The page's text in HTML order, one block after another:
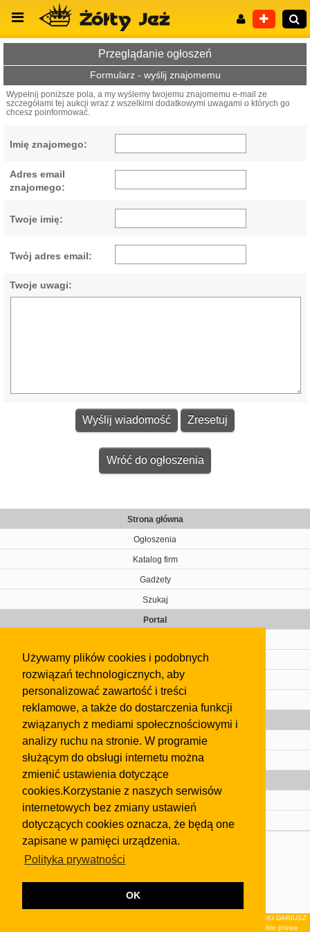
Używamy plików cookies i podobnych
rozwiązań technologicznych, aby
personalizować zawartość i treści
reklamowe, a także do dostarczenia funkcji
związanych z mediami społecznościowymi i
analizy ruchu na stronie. W programie
służącym do obsługi internetu można
zmienić ustawienia dotyczące
cookies.Korzystanie z naszych serwisów
internetowych bez zmiany ustawień
dotyczących cookies oznacza, że będą one
zapisane w pamięci urządzenia.
Polityka prywatności
OK
Wyszukiwanie zaawansowane
Przeglądanie ogłoszeń
Formularz - wyślij znajomemu
Wypełnij poniższe pola, a my wyślemy twojemu znajomemu e-mail ze
szczegółami tej aukcji wraz z wszelkimi dodatkowymi uwagami o których go
chcesz poinformować.
Imię znajomego:
Adres email
znajomego:
Twoje imię:
Twój adres email:
Twoje uwagi:
Wróć do ogłoszenia
Strona główna
Ogłoszenia
Katalog firm
Gadżety
Szukaj
Portal
Kontakt
Regulamin
Gazeta
Olkusz
Kontakt
Strefa dla biznesu
Biura nieruchomości
Dealerzy i autokomisy
Skontaktuj się z nami
regulaminuiPolityki Prywatności.
Klauzula FB
© 2026Wydawnictwo NEON sp. z o.o. (dawniej: FIRMA NEON MAREK KLUCZEWSKI DARIUSZ
KRAWCZYK s.c.) z siedzibą w Olkuszu, ul.Żuradzka 15, 32-300 Olkusz . Wszystkie prawa